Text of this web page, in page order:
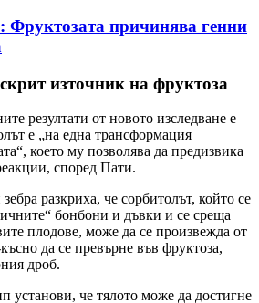
причинява генни
източник на фруктоза
резултати от новото изследване е
е „на една трансформация
което му позволява да предизвика
според Пати.
разкриха, че сорбитолът, който се
бонбони и дъвки и се среща
плодове, може да се произвежда от
да се превърне във фруктоза,
дроб.
установи, че тялото може да достигне